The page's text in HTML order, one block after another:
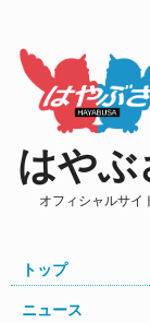
はやぶ
オフィシャルサイ
トップ
ニュース